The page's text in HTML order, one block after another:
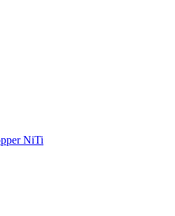
NiTi